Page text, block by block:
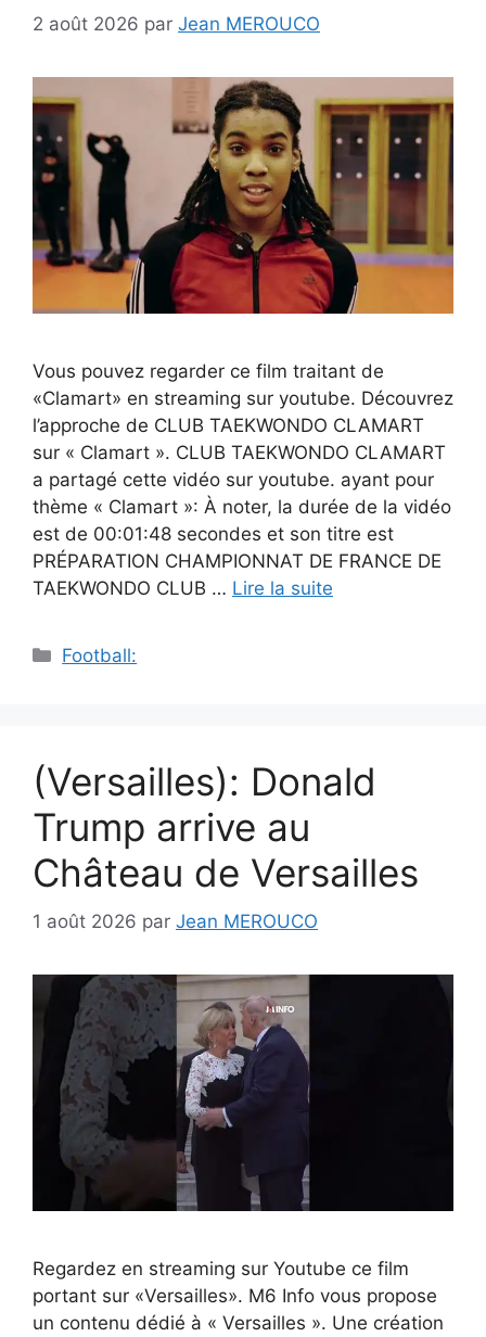
2 août 2026 par Jean MEROUCO
Vous pouvez regarder ce film traitant de
«Clamart» en streaming sur youtube. Découvrez
l’approche de CLUB TAEKWONDO CLAMART
sur « Clamart ». CLUB TAEKWONDO CLAMART
a partagé cette vidéo sur youtube. ayant pour
thème « Clamart »: À noter, la durée de la vidéo
est de 00:01:48 secondes et son titre est
PRÉPARATION CHAMPIONNAT DE FRANCE DE
TAEKWONDO CLUB … Lire la suite
Catégories
Football:
(Versailles): Donald
Trump arrive au
Château de Versailles
1 août 2026 par Jean MEROUCO
Regardez en streaming sur Youtube ce film
portant sur «Versailles». M6 Info vous propose
un contenu dédié à « Versailles ». Une création